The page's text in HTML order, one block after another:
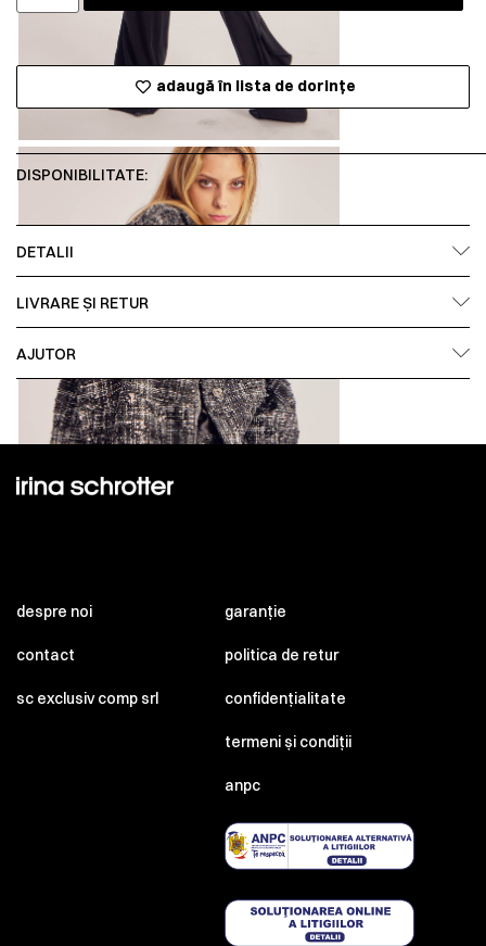
adaugă în lista de dorințe
DISPONIBILITATE:
DETALII
LIVRARE ȘI RETUR
AJUTOR
despre noi
contact
sc exclusiv comp srl
garanție
politica de retur
confidențialitate
termeni și condiții
anpc